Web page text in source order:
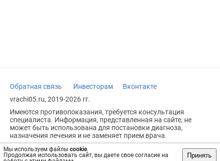
Мы используем файлы cookie.
Продолжая использовать сайт, вы даете свое согласие на
Принять
Обратная связь Инвесторам
Вконтакте
vrachi05.ru, 2019-2026 гг.
Имеются противопоказания, требуется консультация
специалиста. Информация, представленная на сайте, не
может быть использована для постановки диагноза,
назначения лечения и не заменяет прием врача.
Возрастное ограничение: 18+